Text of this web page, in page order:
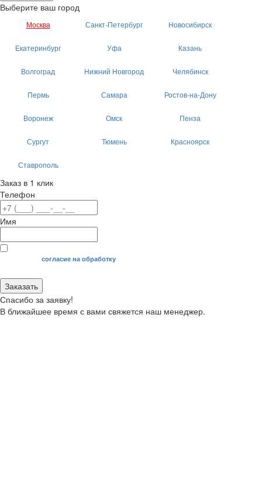
Выберите ваш город
Москва Санкт-Петербург Новосибирск
Екатеринбург Уфа Казань
Волгоград Нижний Новгород Челябинск
Пермь Самара Ростов-на-Дону
Воронеж Омск Пенза
Сургут Тюмень Красноярск
Ставрополь
Заказ в 1 клик
Телефон
Имя
Я даю своесогласие на обработку
Заказать
Спасибо за заявку!
В ближайшее время с вами свяжется наш менеджер.